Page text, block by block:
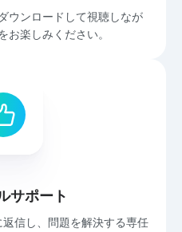
ウンロードして視聴しなが
お楽しみください。
サポート
信し、問題を解決する専任